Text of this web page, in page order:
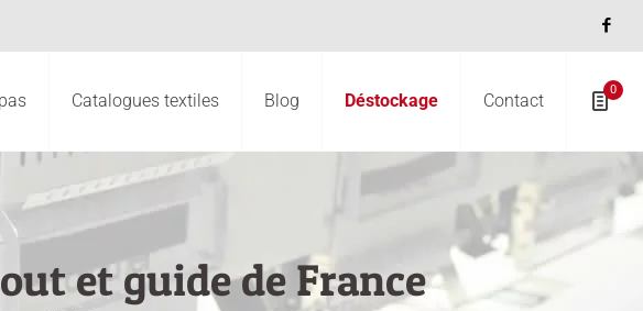
Catalogues textiles Blog Déstockage Contact
0
et guide de France